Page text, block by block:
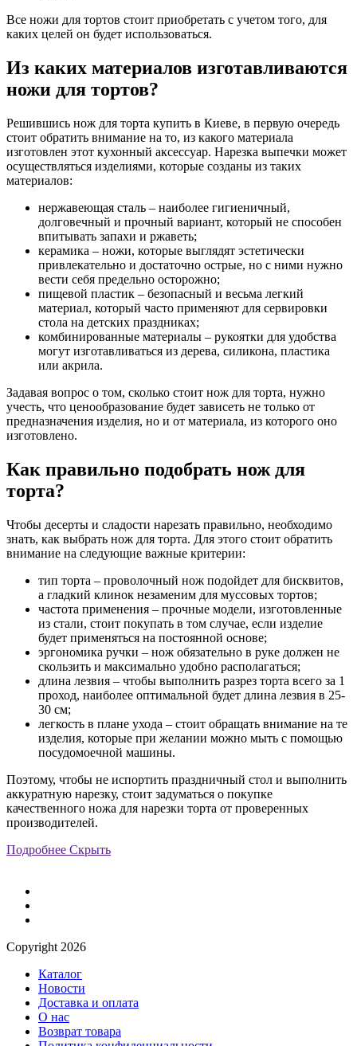
Все ножи для тортов стоит приобретать с учетом того, для
каких целей он будет использоваться.
Из каких материалов изготавливаются
ножи для тортов?
Решившись нож для торта купить в Киеве, в первую очередь
стоит обратить внимание на то, из какого материала
изготовлен этот кухонный аксессуар. Нарезка выпечки может
осуществляться изделиями, которые созданы из таких
материалов:
нержавеющая сталь – наиболее гигиеничный,
долговечный и прочный вариант, который не способен
впитывать запахи и ржаветь;
керамика – ножи, которые выглядят эстетически
привлекательно и достаточно острые, но с ними нужно
вести себя предельно осторожно;
пищевой пластик – безопасный и весьма легкий
материал, который часто применяют для сервировки
стола на детских праздниках;
комбинированные материалы – рукоятки для удобства
могут изготавливаться из дерева, силикона, пластика
или акрила.
Задавая вопрос о том, сколько стоит нож для торта, нужно
учесть, что ценообразование будет зависеть не только от
предназначения изделия, но и от материала, из которого оно
изготовлено.
Как правильно подобрать нож для
торта?
Чтобы десерты и сладости нарезать правильно, необходимо
знать, как выбрать нож для торта. Для этого стоит обратить
внимание на следующие важные критерии:
тип торта – проволочный нож подойдет для бисквитов,
а гладкий клинок незаменим для муссовых тортов;
частота применения – прочные модели, изготовленные
из стали, стоит покупать в том случае, если изделие
будет применяться на постоянной основе;
эргономика ручки – нож обязательно в руке должен не
скользить и максимально удобно располагаться;
длина лезвия – чтобы выполнить разрез торта всего за 1
проход, наиболее оптимальной будет длина лезвия в 25-
30 см;
легкость в плане ухода – стоит обращать внимание на те
изделия, которые при желании можно мыть с помощью
посудомоечной машины.
Поэтому, чтобы не испортить праздничный стол и выполнить
аккуратную нарезку, стоит задуматься о покупке
качественного ножа для нарезки торта от проверенных
производителей.
Подробнее Скрыть
Сopyright 2026
Каталог
Новости
Доставка и оплата
О нас
Возврат товара